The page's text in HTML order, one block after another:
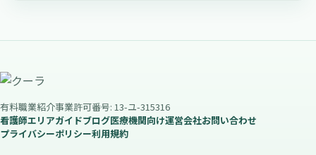
有料職業紹介事業許可番号: 13-ユ-315316
看護師エリアガイドブログ医療機関向け運営会社お問い合わせ
プライバシーポリシー利用規約